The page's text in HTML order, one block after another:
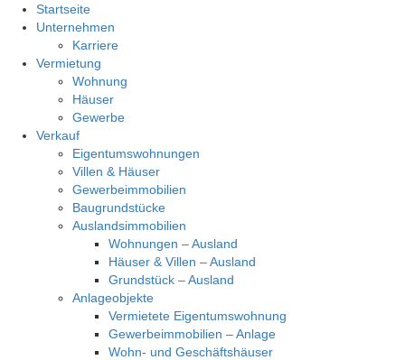
Startseite
Unternehmen
Karriere
Vermietung
Wohnung
Häuser
Gewerbe
Verkauf
Eigentumswohnungen
Villen & Häuser
Gewerbeimmobilien
Baugrundstücke
Auslandsimmobilien
Wohnungen – Ausland
Häuser & Villen – Ausland
Grundstück – Ausland
Anlageobjekte
Vermietete Eigentumswohnung
Gewerbeimmobilien – Anlage
Wohn- und Geschäftshäuser